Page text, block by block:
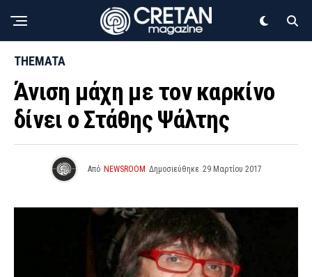
THEMATA
Άνιση μάχη με τον καρκίνο
δίνει ο Στάθης Ψάλτης
Από NEWSROOM Δημοσιεύθηκε 29 Μαρτίου 2017